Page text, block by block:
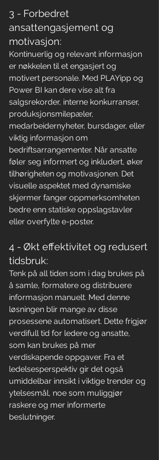
3 - Forbedret
ansattengasjement og
motivasjon:
Kontinuerlig og relevant informasjon
er nøkkelen til et engasjert og
motivert personale. Med PLAYipp og
Power BI kan dere vise alt fra
salgsrekorder, interne konkurranser,
produksjonsmilepæler,
medarbeidernyheter, bursdager, eller
viktig informasjon om
bedriftsarrangementer. Når ansatte
føler seg informert og inkludert, øker
tilhørigheten og motivasjonen. Det
visuelle aspektet med dynamiske
skjermer fanger oppmerksomheten
bedre enn statiske oppslagstavler
eller overfylte e-poster.
4 - Økt effektivitet og redusert
tidsbruk:
Tenk på all tiden som i dag brukes på
å samle, formatere og distribuere
informasjon manuelt. Med denne
løsningen blir mange av disse
prosessene automatisert. Dette frigjør
verdifull tid for ledere og ansatte,
som kan brukes på mer
verdiskapende oppgaver. Fra et
ledelsesperspektiv gir det også
umiddelbar innsikt i viktige trender og
ytelsesmål, noe som muliggjør
raskere og mer informerte
beslutninger.